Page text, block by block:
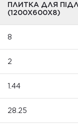
ПЛИТКА ДЛЯ
(1200Х600Х8)
8
2
1.44
28.25